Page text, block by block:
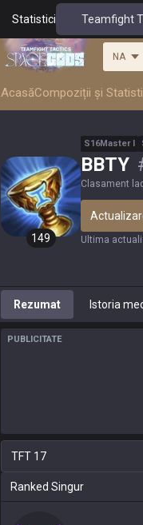
Statistici Teamfight
NA
AcasăCompoziții și
149
S16Master I
BBTY
Clasament
Ultima
Rezumat Istoria
PUBLICITATE
TFT 17
Ranked Singur